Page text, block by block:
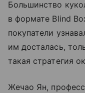
Большинство
в формате Blind
покупатели
им досталась,
такая стратегия
Жечао Ян,